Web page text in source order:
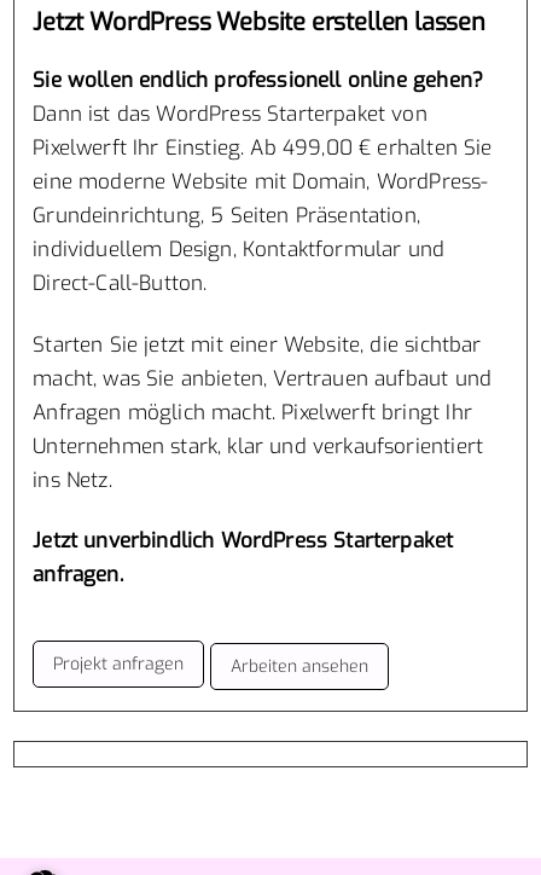
Jetzt WordPress Website erstellen lassen
Sie wollen endlich professionell online gehen?
Dann ist das WordPress Starterpaket von
Pixelwerft Ihr Einstieg. Ab 499,00 € erhalten Sie
eine moderne Website mit Domain, WordPress-
Grundeinrichtung, 5 Seiten Präsentation,
individuellem Design, Kontaktformular und
Direct-Call-Button.
Starten Sie jetzt mit einer Website, die sichtbar
macht, was Sie anbieten, Vertrauen aufbaut und
Anfragen möglich macht. Pixelwerft bringt Ihr
Unternehmen stark, klar und verkaufsorientiert
ins Netz.
Jetzt unverbindlich WordPress Starterpaket
anfragen.
Projekt anfragen Arbeiten ansehen